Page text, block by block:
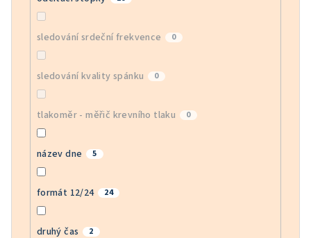
sledování srdeční frekvence 0
sledování kvality spánku 0
tlakoměr - měřič krevního tlaku 0
název dne 5
formát 12/24 24
druhý čas 2